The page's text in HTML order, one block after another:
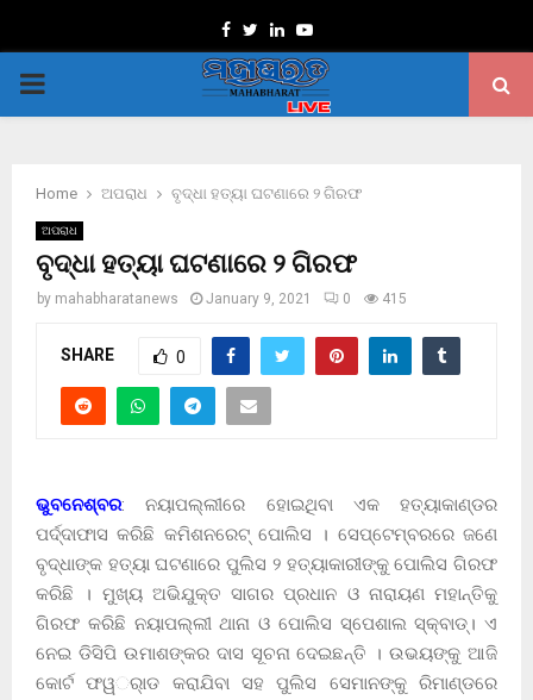
Facebook
TwitterLinkedinYoutube
PRIMARY
Home ଅପରାଧ ବୃଦ୍ଧା ହତ୍ୟା ଘଟଣାରେ ୨ ଗିରଫ
ଅପରାଧ
ବୃଦ୍ଧା ହତ୍ୟା ଘଟଣାରେ ୨ ଗିରଫ
by mahabharatanews January 9, 2021 0 415
SHARE 0
ଭୁବନେଶ୍ବର: ନୟାପଲ୍ଲୀରେ ହୋଇଥିବା ଏକ ହତ୍ୟାକାଣ୍ଡର
ପର୍ଦ୍ଦାଫାସ କରିଛି କମିଶନରେଟ୍ ପୋଲିସ । ସେପ୍ଟେମ୍ବରରେ ଜଣେ
ବୃଦ୍ଧାଙ୍କ ହତ୍ୟା ଘଟଣାରେ ପୁଲିସ ୨ ହତ୍ୟାକାରୀଙ୍କୁ ପୋଲିସ ଗିରଫ
କରିଛି । ମୁଖ୍ୟ ଅଭିଯୁକ୍ତ ସାଗର ପ୍ରଧାନ ଓ ନାରାୟଣ ମହାନ୍ତିକୁ
ଗିରଫ କରିଛି ନୟାପଲ୍ଲୀ ଥାନା ଓ ପୋଲିସ ସ୍ପେଶାଲ ସ୍କ୍ବାଡ୍। ଏ
ନେଇ ଡିସିପି ଉମାଶଙ୍କର ଦାସ ସୂଚନା ଦେଇଛନ୍ତି । ଉଭୟଙ୍କୁ ଆଜି
କୋର୍ଟ ଫୱର୍ାଡ କରାଯିବା ସହ ପୁଲିସ ସେମାନଙ୍କୁ ରିମାଣ୍ଡରେ